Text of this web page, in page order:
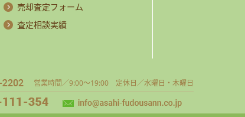
売却査定フォーム
査定相談実績
営業時間／9:00～19:00 定休日／水曜日・木曜日